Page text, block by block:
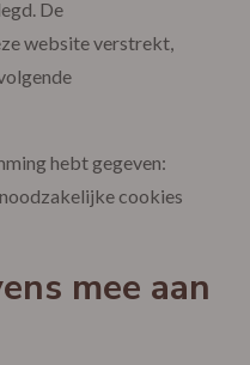
De
website verstrekt,
hebt gegeven:
cookies
mee aan